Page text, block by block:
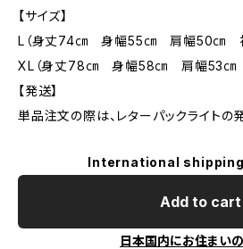
【サイズ】
L（身丈74㎝ 身幅55㎝ 肩幅50㎝
XL（身丈78㎝ 身幅58㎝ 肩幅53㎝
【発送】
単品注文の際は、レターパックライトの
International
Add to cart
日本国内にお住まい